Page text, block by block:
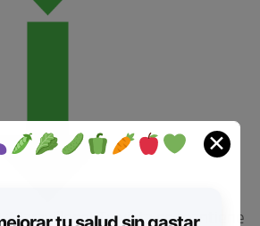
Tu vista se mantiene
✕